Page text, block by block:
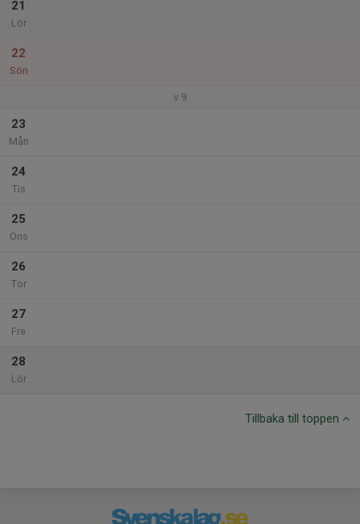
21
Lör
22
Sön
v.9
23
Mån
24
Tis
25
Ons
26
Tor
27
Fre
28
Lör
Tillbaka till toppen